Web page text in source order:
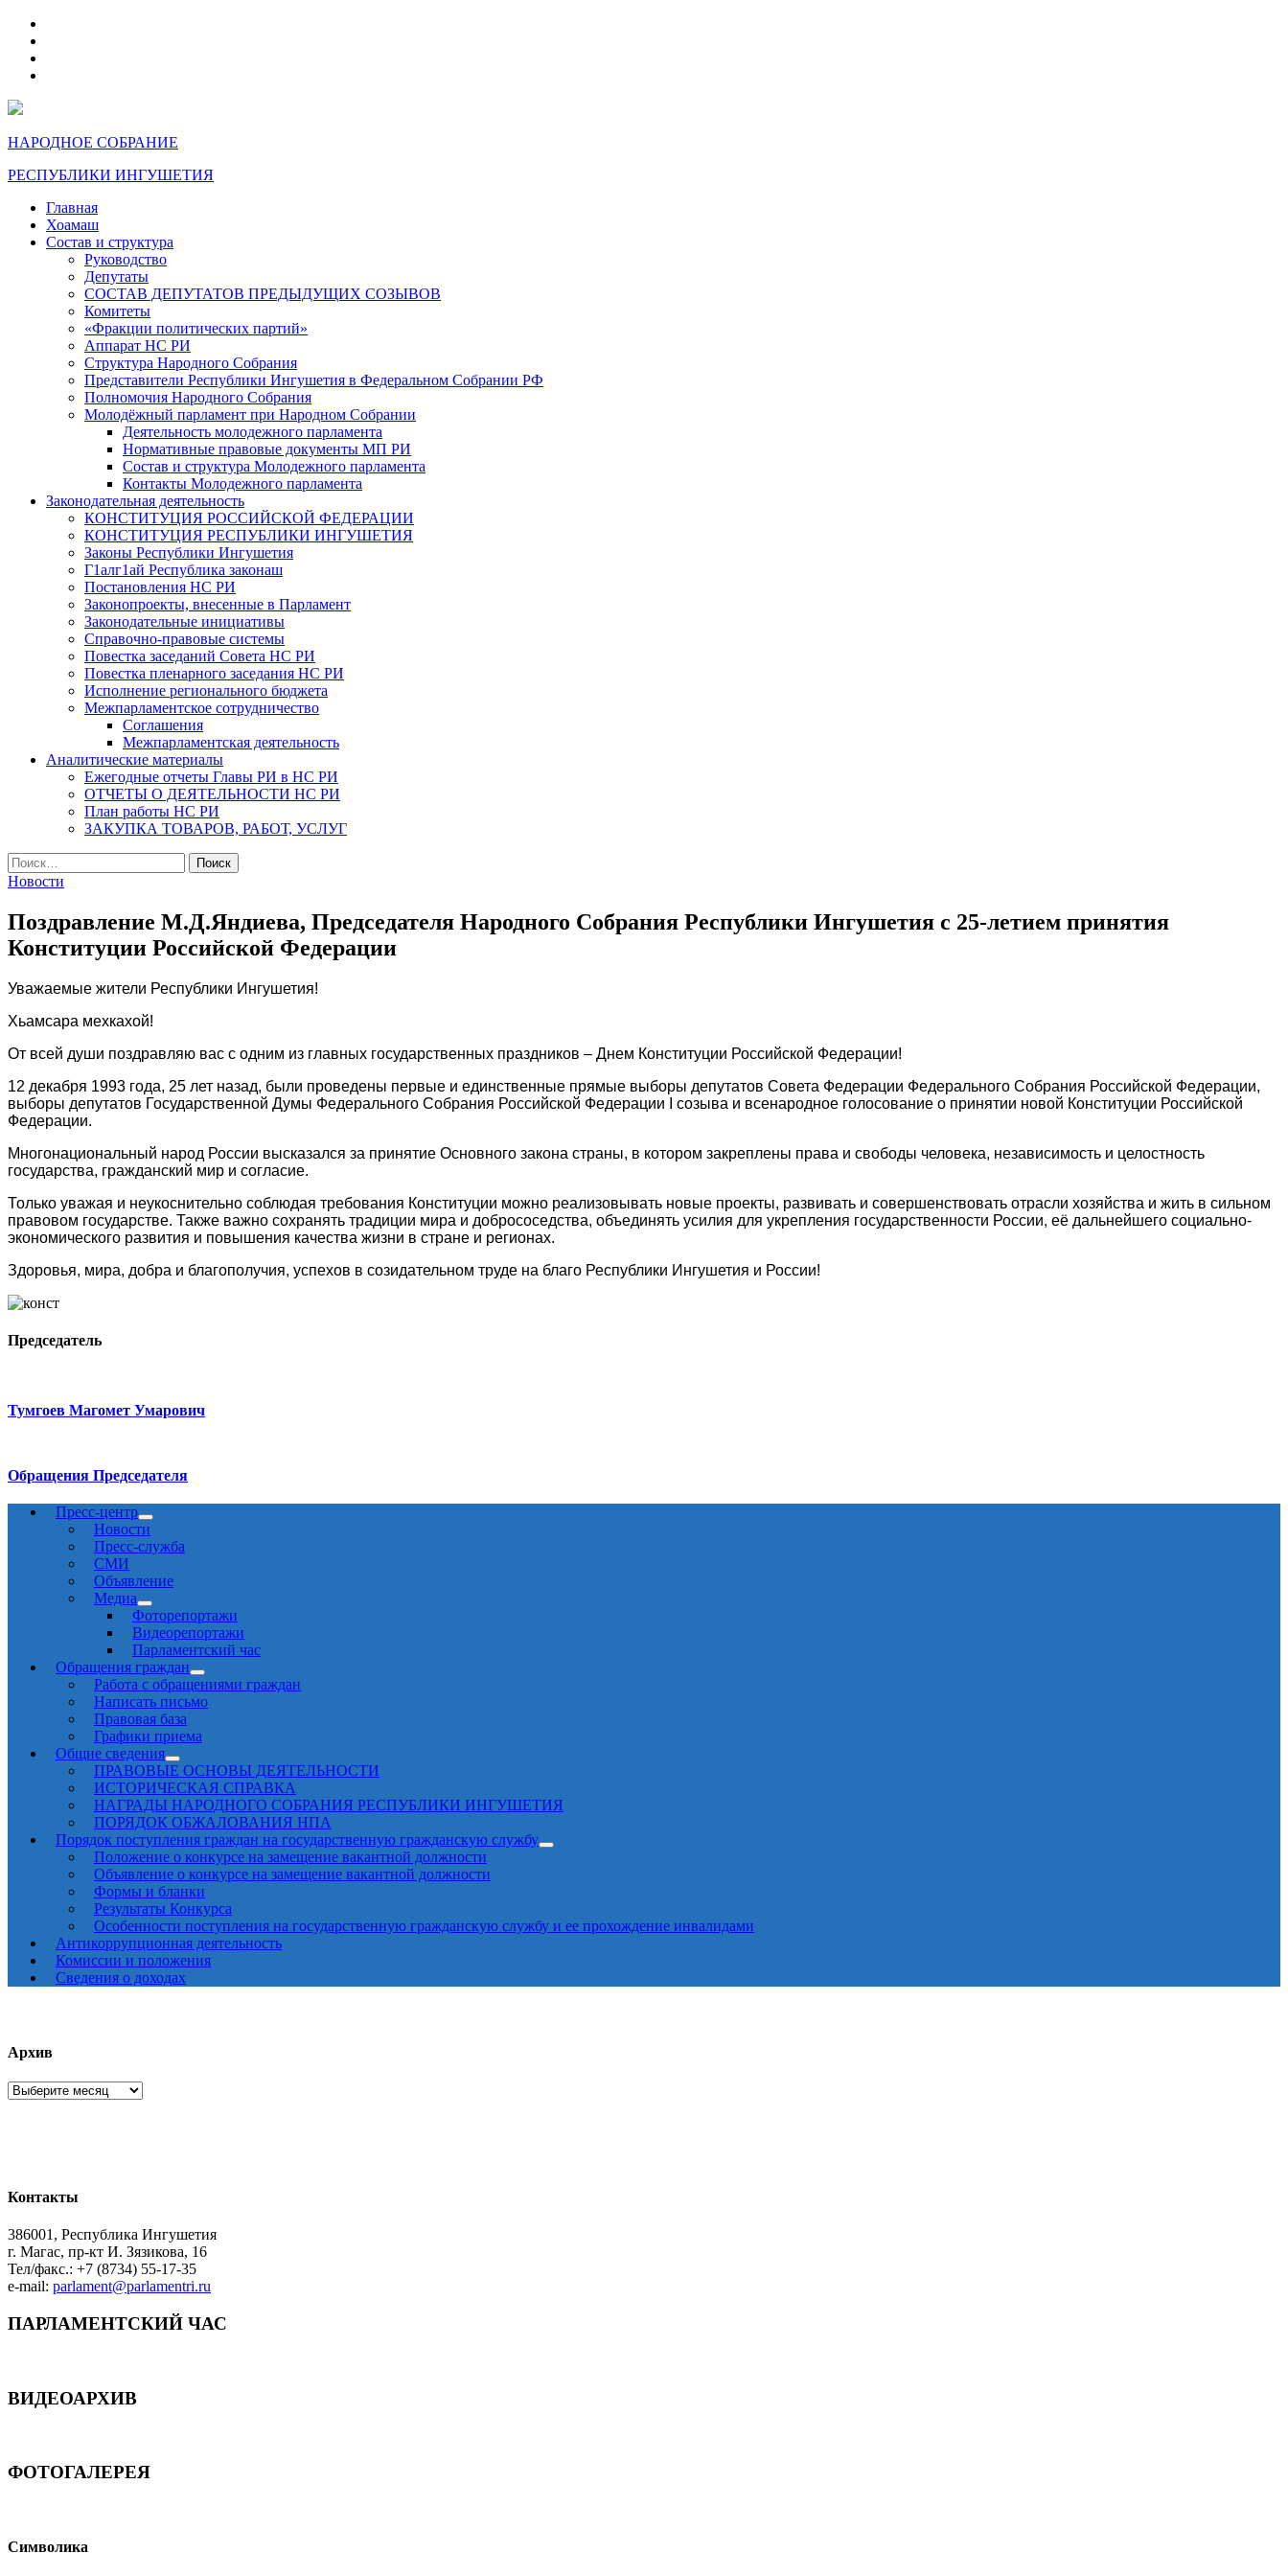
НАРОДНОЕ СОБРАНИЕ
РЕСПУБЛИКИ ИНГУШЕТИЯ
Главная
Хоамаш
Состав и структура
Руководство
Депутаты
СОСТАВ ДЕПУТАТОВ ПРЕДЫДУЩИХ СОЗЫВОВ
Комитеты
«Фракции политических партий»
Аппарат НС РИ
Структура Народного Собрания
Представители Республики Ингушетия в Федеральном Собрании РФ
Полномочия Народного Собрания
Молодёжный парламент при Народном Собрании
Деятельность молодежного парламента
Нормативные правовые документы МП РИ
Состав и структура Молодежного парламента
Контакты Молодежного парламента
Законодательная деятельность
КОНСТИТУЦИЯ РОССИЙСКОЙ ФЕДЕРАЦИИ
КОНСТИТУЦИЯ РЕСПУБЛИКИ ИНГУШЕТИЯ
Законы Республики Ингушетия
Г1алг1ай Республика законаш
Постановления НС РИ
Законопроекты, внесенные в Парламент
Законодательные инициативы
Справочно-правовые системы
Повестка заседаний Совета НС РИ
Повестка пленарного заседания НС РИ
Исполнение регионального бюджета
Межпарламентское сотрудничество
Соглашения
Межпарламентская деятельность
Аналитические материалы
Ежегодные отчеты Главы РИ в НС РИ
ОТЧЕТЫ О ДЕЯТЕЛЬНОСТИ НС РИ
План работы НС РИ
ЗАКУПКА ТОВАРОВ, РАБОТ, УСЛУГ
Найти:
Новости
Поздравление М.Д.Яндиева, Председателя Народного Собрания Республики Ингушетия с 25-летием принятия
Конституции Российской Федерации
Уважаемые жители Республики Ингушетия!
Хьамсара мехкахой!
От всей души поздравляю вас с одним из главных государственных праздников – Днем Конституции Российской Федерации!
12 декабря 1993 года, 25 лет назад, были проведены первые и единственные прямые выборы депутатов Совета Федерации Федерального Собрания Российской Федерации,
выборы депутатов Государственной Думы Федерального Собрания Российской Федерации I созыва и всенародное голосование о принятии новой Конституции Российской
Федерации.
Многонациональный народ России высказался за принятие Основного закона страны, в котором закреплены права и свободы человека, независимость и целостность
государства, гражданский мир и согласие.
Только уважая и неукоснительно соблюдая требования Конституции можно реализовывать новые проекты, развивать и совершенствовать отрасли хозяйства и жить в сильном
правовом государстве. Также важно сохранять традиции мира и добрососедства, объединять усилия для укрепления государственности России, её дальнейшего социально-
экономического развития и повышения качества жизни в стране и регионах.
Здоровья, мира, добра и благополучия, успехов в созидательном труде на благо Республики Ингушетия и России!
Председатель
Тумгоев Магомет Умарович
Обращения Председателя
Пресс-центр
Новости
Пресс-служба
СМИ
Объявление
Медиа
Фоторепортажи
Видеорепортажи
Парламентский час
Обращения граждан
Работа с обращениями граждан
Написать письмо
Правовая база
Графики приема
Общие сведения
ПРАВОВЫЕ ОСНОВЫ ДЕЯТЕЛЬНОСТИ
ИСТОРИЧЕСКАЯ СПРАВКА
НАГРАДЫ НАРОДНОГО СОБРАНИЯ РЕСПУБЛИКИ ИНГУШЕТИЯ
ПОРЯДОК ОБЖАЛОВАНИЯ НПА
Порядок поступления граждан на государственную гражданскую службу
Положение о конкурсе на замещение вакантной должности
Объявление о конкурсе на замещение вакантной должности
Формы и бланки
Результаты Конкурса
Особенности поступления на государственную гражданскую службу и ее прохождение инвалидами
Антикоррупционная деятельность
Комиссии и положения
Сведения о доходах
Архив
Архив
Контакты
386001, Республика Ингушетия
г. Магас, пр-кт И. Зязикова, 16
Тел/факс.: +7 (8734) 55-17-35
e-mail: parlament@parlamentri.ru
ПАРЛАМЕНТСКИЙ ЧАС
ВИДЕОАРХИВ
ФОТОГАЛЕРЕЯ
Символика